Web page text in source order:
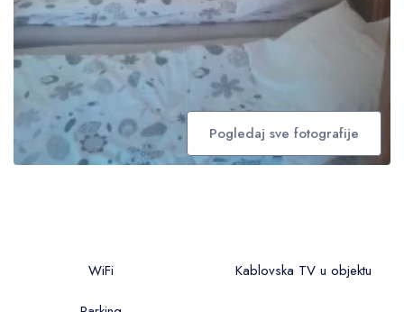
Pogledaj sve fotografije
WiFi Kablovska TV u objektu